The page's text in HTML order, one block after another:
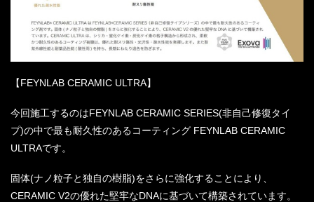
【FEYNLAB CERAMIC ULTRA】
今回施工するのはFEYNLAB CERAMIC SERIES(非自己修復タイ
プ)の中で最も耐久性のあるコーティング FEYNLAB CERAMIC
ULTRAです。
固体(ナノ粒子と独自の樹脂)をさらに強化することにより、
CERAMIC V2の優れた堅牢なDNAに基づいて構築されています。